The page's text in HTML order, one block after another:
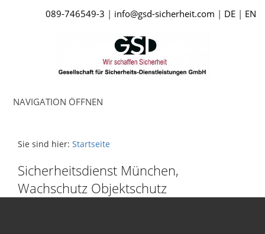
089-746549-3 | info@gsd-sicherheit.com | DE | EN
NAVIGATION ÖFFNEN
wir empfangen Sie mit
Sie sind hier: Startseite
Sicherheitsdienst München,
Wachschutz Objektschutz